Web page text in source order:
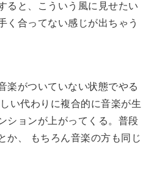
ると、こういう風に見せたい
く合ってない感じが出ちゃう
がついていない状態でやる
い代わりに複合的に音楽が生
ションが上がってくる。普段
か、 もちろん音楽の方も同じ